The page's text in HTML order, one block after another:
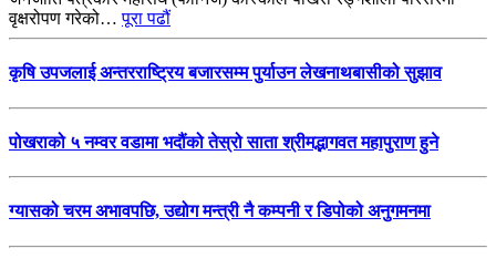
वृक्षरोपण गरेको…पूरा पढौं
कृषि उपजलाई अन्तरराष्ट्रिय बजारसम्म पुर्याउन लेखनाथबासीको सुझाव
पोखराको ५ नम्वर वडामा भदौंको तेस्रो साता श्रीमद्भागवत महापुराण हुने
ग्यासको चरम अभावपछि, उद्योग मन्त्री नै कम्पनी र डिपोको अनुगमनमा